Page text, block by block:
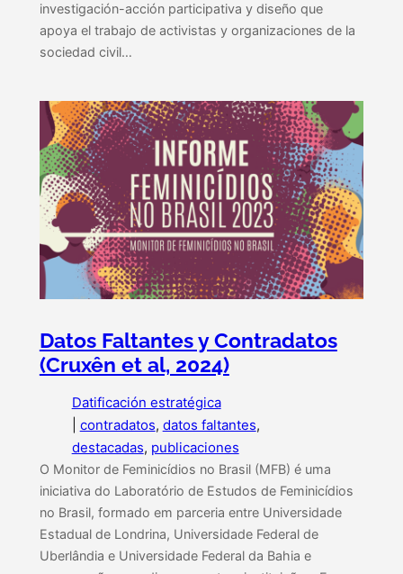
investigación-acción participativa y diseño que
apoya el trabajo de activistas y organizaciones de la
sociedad civil…
Datos Faltantes y Contradatos
(Cruxên et al, 2024)
Datificación estratégica
contradatos, datos faltantes
destacadas, publicaciones
O Monitor de Feminicídios no Brasil (MFB) é uma
iniciativa do Laboratório de Estudos de Feminicídios
no Brasil, formado em parceria entre Universidade
Estadual de Londrina, Universidade Federal de
Uberlândia e Universidade Federal da Bahia e